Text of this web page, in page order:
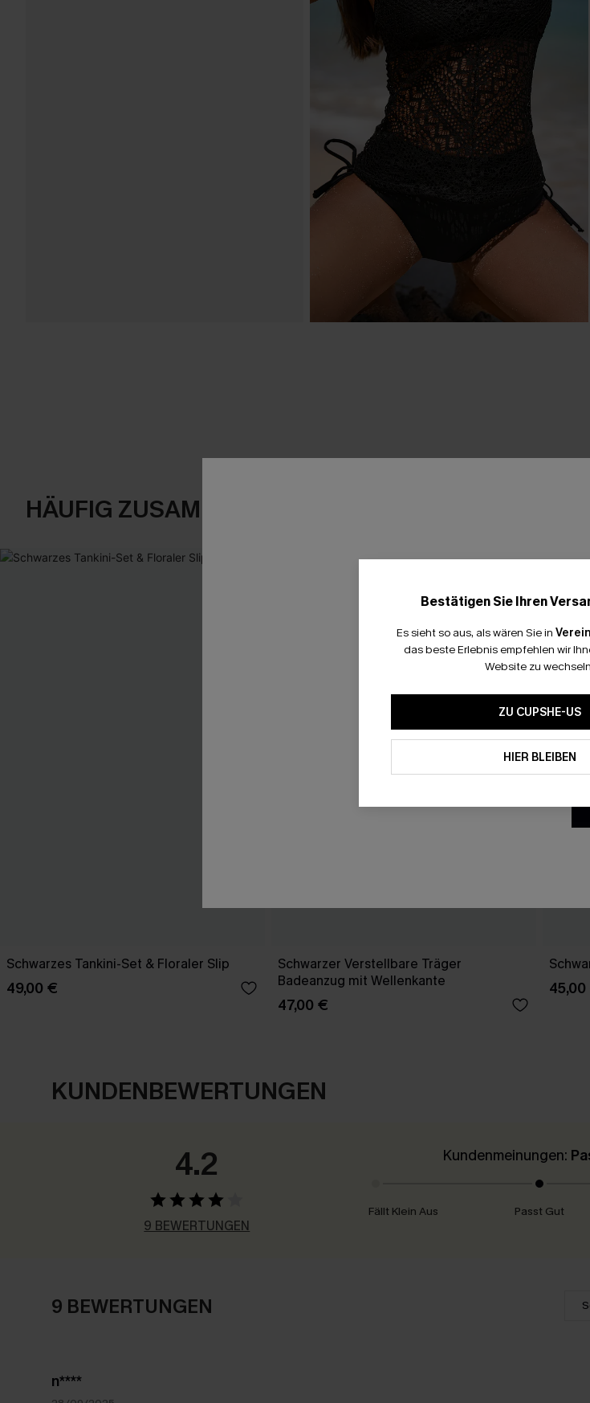
HÄUFIG ZUSAMMEN GEKAUFT
Schwarzes Tankini-Set & Floraler Slip
49,00 €
Schwarzer Verstellbare Träger
Badeanzug mit Wellenkante
47,00 €
KUNDENBEWERTUNGEN
4.2
9 BEWERTUNGEN
Kundenmeinungen:
Fällt Klein Aus Passt Gut
9 BEWERTUNGEN
n****
Bestätigen Sie Ihren
Es sieht so aus, als wären Sie in
das beste Erlebnis empfehlen wir
Website zu
ZU CUPSHE-US
HIER BLEIBEN